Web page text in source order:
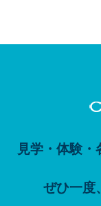
見学・体験・
ぜひ一度